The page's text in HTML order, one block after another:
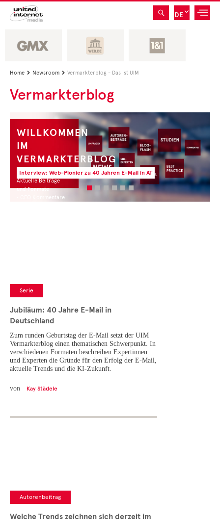
DE
Home  Newsroom  Vermarkterblog - Das ist UIM
Vermarkterblog
WILLKOMMEN
IM
VERMARKTERBLOG
Aktuelle Beiträge
und Formate
• CEO Kommentare
Interview: Web-Pionier zu 40 Jahren E-Mail in AT
Serie
Jubiläum: 40 Jahre E-Mail in
Deutschland
Zum runden Geburtstag der E-Mail setzt der UIM
Vermarkterblog einen thematischen Schwerpunkt. In
verschiedenen Formaten beschreiben Expertinnen
und Experten die Gründe für den Erfolg der E-Mail,
aktuelle Trends und die KI-Zukunft.
von Kay Städele
Autorenbeitrag
Welche Trends zeichnen sich derzeit im